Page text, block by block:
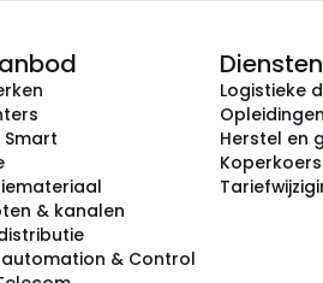
Smart
& kanalen
automation & Control
Diensten
Logistieke
Herstel en
Koperkoers